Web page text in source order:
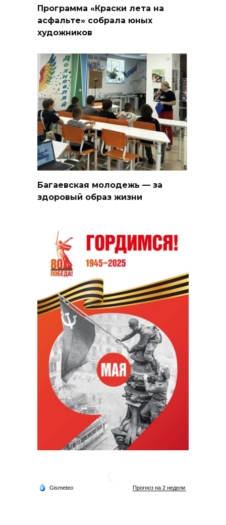
Программа «Краски лета на
асфальте» собрала юных
художников
Багаевская молодежь — за
здоровый образ жизни